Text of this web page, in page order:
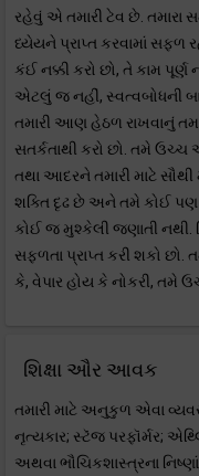
રહેવું એ તમારી ટેવ છે. તમારા
ધ્યેયને પ્રાપ્ત કરવામાં સફળ
કંઈ નક્કી કરો છો, તે કામ પૂર્ણ
એટલું જ નહીં, સ્વત્વબોધની
તમારી આણ હેઠળ રાખવાનું
સતર્કતાથી કરો છો. તમે
તથા આદરને તમારી માટે
શક્તિ દૃઢ છે અને તમે કોઈ પણ
કોઈ જ મુશ્કેલી જણાતી નથી.
સફળતા પ્રાપ્ત કરી શકો છો.
કે, વેપાર હોય કે નોકરી, તમે
શિક્ષા ઔર આવક
તમારી માટે અનુકુળ એવા
નૃત્યકાર; સ્ટૅજ પરફૉર્મર;
અથવા ભૌચિકશાસ્ત્રના